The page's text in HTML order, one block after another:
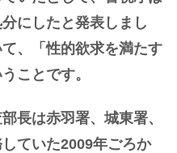
にしたと発表しまし
、「性的欲求を満たす
ことです。
長は赤羽署、城東署、
ていた2009年ごろか